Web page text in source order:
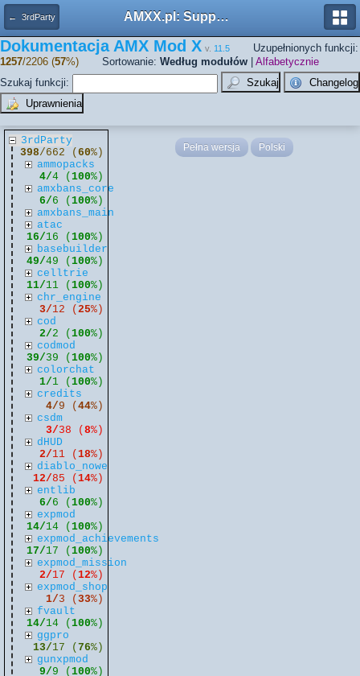
← 3rdParty AMXX.pl: Support AMX Mod X i SourceMod
Dokumentacja AMX Mod X v. 11.5
Uzupełnionych funkcji:
1257/2206 (57%) Sortowanie: Według modułów
Alfabetycznie
Szukaj funkcji:
3rdParty
398/662 (60%)
ammopacks
4/4 (100%)
amxbans_core
6/6 (100%)
amxbans_main
atac
16/16 (100%)
basebuilder
49/49 (100%)
celltrie
11/11 (100%)
chr_engine
3/12 (25%)
cod
2/2 (100%)
codmod
39/39 (100%)
colorchat
1/1 (100%)
credits
4/9 (44%)
csdm
3/38 (8%)
dHUD
2/11 (18%)
diablo_nowe
12/85 (14%)
entlib
6/6 (100%)
expmod
14/14 (100%)
expmod_achievements
17/17 (100%)
expmod_mission
2/17 (12%)
expmod_shop
1/3 (33%)
fvault
14/14 (100%)
ggpro
13/17 (76%)
gunxpmod
9/9 (100%)
Pełna wersja Polski